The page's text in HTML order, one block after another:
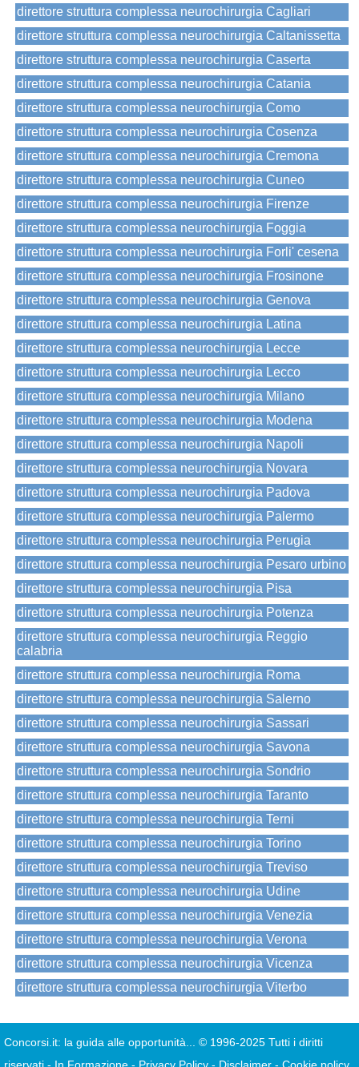
direttore struttura complessa neurochirurgia Cagliari
direttore struttura complessa neurochirurgia Caltanissetta
direttore struttura complessa neurochirurgia Caserta
direttore struttura complessa neurochirurgia Catania
direttore struttura complessa neurochirurgia Como
direttore struttura complessa neurochirurgia Cosenza
direttore struttura complessa neurochirurgia Cremona
direttore struttura complessa neurochirurgia Cuneo
direttore struttura complessa neurochirurgia Firenze
direttore struttura complessa neurochirurgia Foggia
direttore struttura complessa neurochirurgia Forli' cesena
direttore struttura complessa neurochirurgia Frosinone
direttore struttura complessa neurochirurgia Genova
direttore struttura complessa neurochirurgia Latina
direttore struttura complessa neurochirurgia Lecce
direttore struttura complessa neurochirurgia Lecco
direttore struttura complessa neurochirurgia Milano
direttore struttura complessa neurochirurgia Modena
direttore struttura complessa neurochirurgia Napoli
direttore struttura complessa neurochirurgia Novara
direttore struttura complessa neurochirurgia Padova
direttore struttura complessa neurochirurgia Palermo
direttore struttura complessa neurochirurgia Perugia
direttore struttura complessa neurochirurgia Pesaro urbino
direttore struttura complessa neurochirurgia Pisa
direttore struttura complessa neurochirurgia Potenza
direttore struttura complessa neurochirurgia Reggio
calabria
direttore struttura complessa neurochirurgia Roma
direttore struttura complessa neurochirurgia Salerno
direttore struttura complessa neurochirurgia Sassari
direttore struttura complessa neurochirurgia Savona
direttore struttura complessa neurochirurgia Sondrio
direttore struttura complessa neurochirurgia Taranto
direttore struttura complessa neurochirurgia Terni
direttore struttura complessa neurochirurgia Torino
direttore struttura complessa neurochirurgia Treviso
direttore struttura complessa neurochirurgia Udine
direttore struttura complessa neurochirurgia Venezia
direttore struttura complessa neurochirurgia Verona
direttore struttura complessa neurochirurgia Vicenza
direttore struttura complessa neurochirurgia Viterbo
Concorsi.it: la guida alle opportunità... © 1996-2025 Tutti i diritti